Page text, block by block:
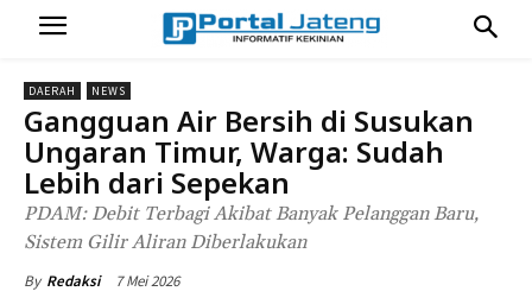
DAERAH NEWS
Gangguan Air Bersih di Susukan
Ungaran Timur, Warga: Sudah
Lebih dari Sepekan
PDAM: Debit Terbagi Akibat Banyak Pelanggan Baru,
Sistem Gilir Aliran Diberlakukan
By Redaksi 7 Mei 2026